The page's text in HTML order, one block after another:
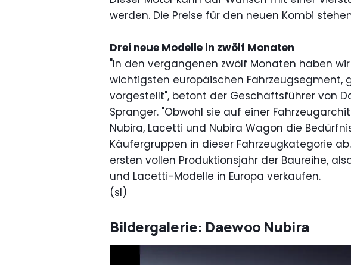
werden. Die Preise für den neuen Kombi
Drei neue Modelle in zwölf Monaten
"In den vergangenen zwölf Monaten haben
wichtigsten europäischen Fahrzeugsegment,
vorgestellt", betont der Geschäftsführer von
Spranger. "Obwohl sie auf einer
Nubira, Lacetti und Nubira Wagon die
Käufergruppen in dieser Fahrzeugkategorie
ersten vollen Produktionsjahr der Baureihe,
und Lacetti-Modelle in Europa verkaufen.
(sl)
Bildergalerie: Daewoo Nubira